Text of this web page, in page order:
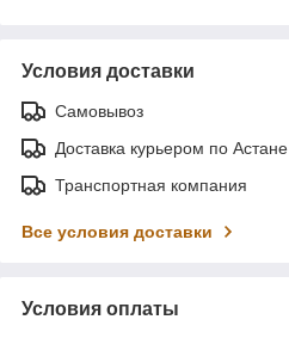
Условия доставки
Самовывоз
Доставка курьером по Астане
Транспортная компания
Все условия доставки
Условия оплаты